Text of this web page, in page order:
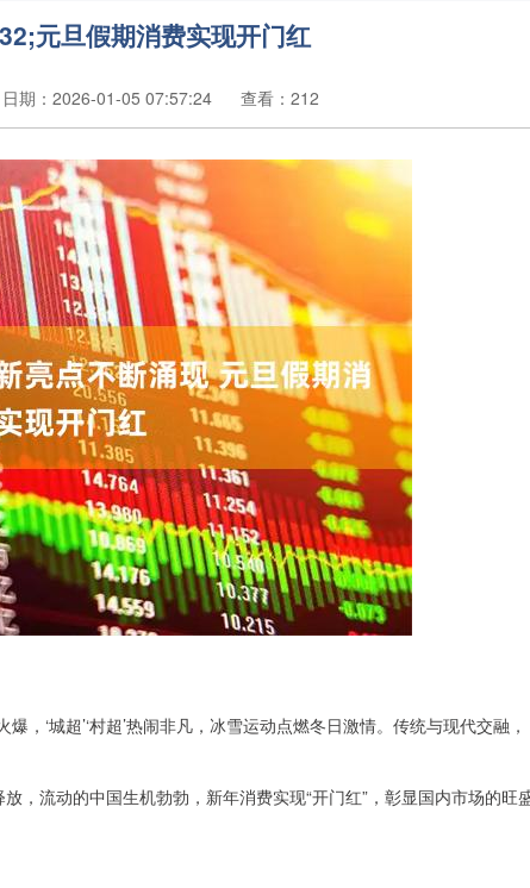
元旦假期消费实现开门红
日期：2026-01-05 07:57:24 查看：212
，‘城超’‘村超’热闹非凡，冰雪运动点燃冬日激情。传统与现代交融，
，流动的中国生机勃勃，新年消费实现“开门红”，彰显国内市场的旺